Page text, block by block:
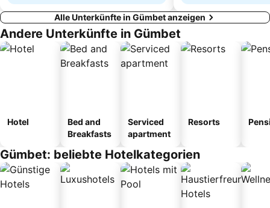
Alle Unterkünfte in Gümbet anzeigen
Andere Unterkünfte in Gümbet
Hotel
Bed and
Breakfasts
Serviced
apartment
Resorts
Gümbet: beliebte Hotelkategorien